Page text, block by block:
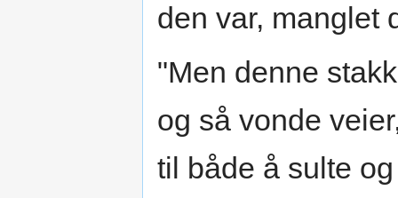
den var, manglet
"Men denne
og så vonde
til både å sulte